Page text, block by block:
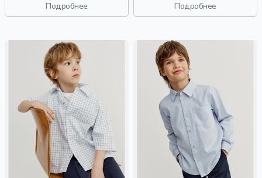
школа, свободные, воротник,
мальчики, детиПодробнее
Подробнее